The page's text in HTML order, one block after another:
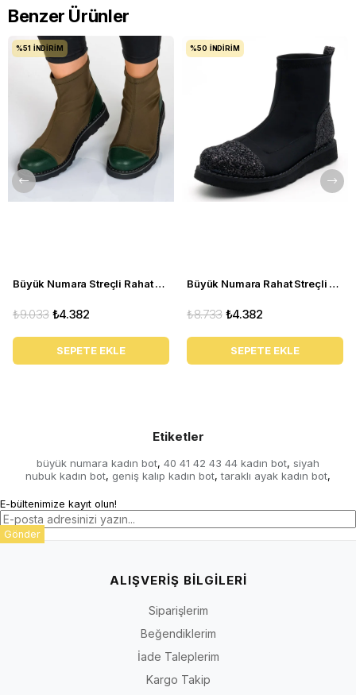
Benzer Ürünler
Büyük Numara Streçli Rahat Kadın BOT 19273 haki
₺4.382
₺9.033
SEPETE EKLE
%51 İNDIRIM
Büyük Numara Rahat Streçli Kadın BOT 19273 siyah
₺4.382
₺8.733
SEPETE EKLE
%50 İNDIRIM
Etiketler
büyük numara kadın bot, 40 41 42 43 44 kadın bot, siyah
nubuk kadın bot, geniş kalıp kadın bot, taraklı ayak kadın bot,
E-bültenimize kayıt olun!
Gönder
ALIŞVERİŞ BİLGİLERİ
Siparişlerim
Beğendiklerim
İade Taleplerim
Kargo Takip